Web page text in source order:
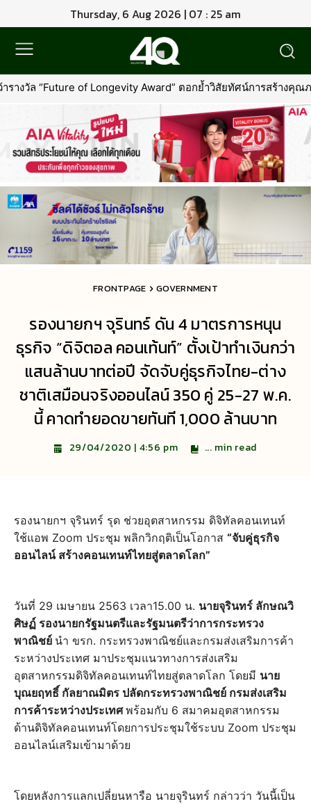
Thursday, 6 Aug 2026 | 07 : 26 am
Award” ตอกย้ำวิสัยทัศน์การสร้างคุณภาพชีวิตที่ยืนยาวอย่างยั่ง
FRONTPAGE GOVERNMENT
รองนายกฯ จุรินทร์ ดัน 4 มาตรการหนุน
ธุรกิจ “ดิจิตอล คอนเท้นท์” ตั้งเป้าทำเงินกว่า
แสนล้านบาทต่อปี จัดจับคู่ธุรกิจไทย-ต่าง
ชาติเสมือนจริงออนไลน์ 350 คู่ 25-27 พ.ค.
นี้ คาดทำยอดขายทันที 1,000 ล้านบาท
29/04/2020 | 4:56 pm ... min read
รองนายกฯ จุรินทร์ รุด ช่วยอุตสาหกรรม ดิจิทัลคอนเทนท์
ใช้แอพ Zoom ประชุม พลิกวิกฤติเป็นโอกาส “จับคู่ธุรกิจ
ออนไลน์ สร้างคอนเทนท์ไทยสู่ตลาดโลก”
วันที่ 29 เมษายน 2563 เวลา15.00 น. นายจุรินทร์ ลักษณวิ
ศิษฏ์ รองนายกรัฐมนตรีและรัฐมนตรีว่าการกระทรวง
พาณิชย์ นำ ขรก. กระทรวงพาณิชย์และกรมส่งเสริมการค้า
ระหว่างประเทศ มาประชุมแนวทางการส่งเสริม
อุตสาหกรรมดิจิทัลคอนเทนท์ไทยสู่ตลาดโลก โดยมี นาย
บุณยฤทธิ์ กัลยาณมิตร ปลัดกระทรวงพาณิชย์ กรมส่งเสริม
การค้าระหว่างประเทศพร้อมกับ 6 สมาคมอุตสาหกรรม
ด้านดิจิทัลคอนเทนท์โดยการประชุมใช้ระบบ Zoom ประชุม
ออนไลน์เสริมเข้ามาด้วย
โดยหลังการแลกเปลี่ยนหารือ นายจุรินทร์ กล่าวว่า วันนี้เป็น